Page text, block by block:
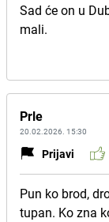
Sad će on u
mali.
Prle
20.02.2026. 15:30
Prijavi
Pun ko brod,
tupan. Ko zna